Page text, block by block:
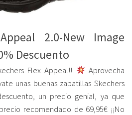
2.0-New Image
Descuento
Flex Appeal!!
Aprovecha
unas buenas zapatillas Skechers
un precio genial, ya que
recomendado de 69,95€ ¡¡No